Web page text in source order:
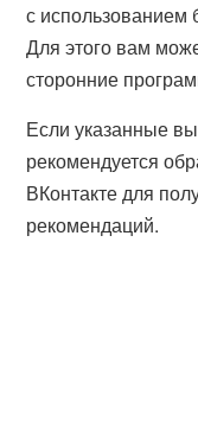
с использованием
Для этого вам
сторонние
Если указанные
рекомендуется
ВКонтакте для
рекомендаций.